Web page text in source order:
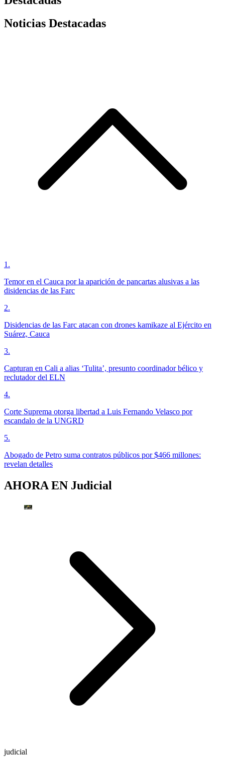
Noticias Destacadas
1 .
Temor en el Cauca por la aparición de pancartas alusivas a las
disidencias de las Farc
2.
Disidencias de las Farc atacan con drones kamikaze al Ejército en
Suárez, Cauca
3.
Capturan en Cali a alias ‘Tulita’, presunto coordinador bélico y
reclutador del ELN
4.
Corte Suprema otorga libertad a Luis Fernando Velasco por
escandalo de la UNGRD
5.
Abogado de Petro suma contratos públicos por $466 millones:
revelan detalles
AHORA EN Judicial
judicial